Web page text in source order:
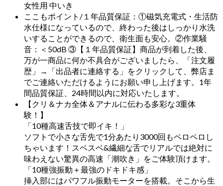
女性用 中いき
ここもポイント/１年品質保証：①磁気充電式・生活防
水仕様になっているので、終わった後はしっかり水洗
いすることができるので、衛生面も安心。②作業騒
音：＜50dB ③【１年品質保証】商品が到着した後、
万が一商品に何か不具合がございましたら、「注文履
歴」→「出品者に連絡する」をクリックして、弊店ま
でご連絡いただけるようにお願い申し上げます。1年
間品質保証、24時間以内に対応いたします。
【クリ＆ナカ全体＆アナルに伝わる多彩な3重体
験！】
「10種高速舌技で即イキ！」
ソフトで小さな舌先で1分あたり3000回もペロペロし
ちゃいます！スベスベ&繊細な舌でリアルでは絶対に
味わえない驚異の高速「潮吹き」をご体験頂けます。
「10種強振動＋最強のドキドキ感」
挿入部にはパワフル振動モーターを搭載。そこから生